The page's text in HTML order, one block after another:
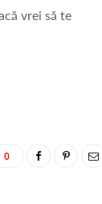
vrei să te
0